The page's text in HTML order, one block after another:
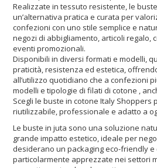
Realizzate in tessuto resistente, le
un’alternativa pratica e curata per
confezioni con uno stile semplice e
negozi di abbigliamento, articoli regalo,
eventi promozionali.
Disponibili in diversi formati e modelli,
praticità, resistenza ed estetica,
all’utilizzo quotidiano che a confezioni
modelli e tipologie di filati di cotone ,
Scegli le buste in cotone Italy Shoppers
riutilizzabile, professionale e adatto a
Le buste in juta sono una soluzione
grande impatto estetico, ideale per
desiderano un packaging eco-friendly e
particolarmente apprezzate nei settori